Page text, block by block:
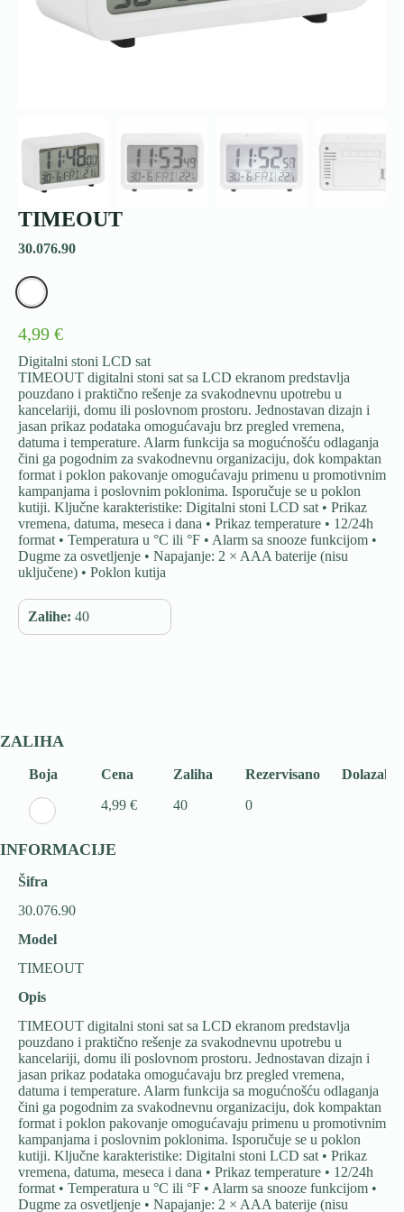
TIMEOUT
30.076.90
4,99 €
Digitalni stoni LCD sat
TIMEOUT digitalni stoni sat sa LCD ekranom predstavlja
pouzdano i praktično rešenje za svakodnevnu upotrebu u
kancelariji, domu ili poslovnom prostoru. Jednostavan dizajn i
jasan prikaz podataka omogućavaju brz pregled vremena,
datuma i temperature. Alarm funkcija sa mogućnošću odlaganja
čini ga pogodnim za svakodnevnu organizaciju, dok kompaktan
format i poklon pakovanje omogućavaju primenu u promotivnim
kampanjama i poslovnim poklonima. Isporučuje se u poklon
kutiji. Ključne karakteristike: Digitalni stoni LCD sat • Prikaz
vremena, datuma, meseca i dana • Prikaz temperature • 12/24h
format • Temperatura u °C ili °F • Alarm sa snooze funkcijom •
Dugme za osvetljenje • Napajanje: 2 × AAA baterije (nisu
uključene) • Poklon kutija
Zalihe: 40
ZALIHA
Boja Cena Zaliha Rezervisano
Dolazak
4,99 €
40 0
INFORMACIJE
Šifra
30.076.90
Model
TIMEOUT
Opis
TIMEOUT digitalni stoni sat sa LCD ekranom predstavlja
pouzdano i praktično rešenje za svakodnevnu upotrebu u
kancelariji, domu ili poslovnom prostoru. Jednostavan dizajn i
jasan prikaz podataka omogućavaju brz pregled vremena,
datuma i temperature. Alarm funkcija sa mogućnošću odlaganja
čini ga pogodnim za svakodnevnu organizaciju, dok kompaktan
format i poklon pakovanje omogućavaju primenu u promotivnim
kampanjama i poslovnim poklonima. Isporučuje se u poklon
kutiji. Ključne karakteristike: Digitalni stoni LCD sat • Prikaz
vremena, datuma, meseca i dana • Prikaz temperature • 12/24h
format • Temperatura u °C ili °F • Alarm sa snooze funkcijom •
Dugme za osvetljenje • Napajanje: 2 × AAA baterije (nisu